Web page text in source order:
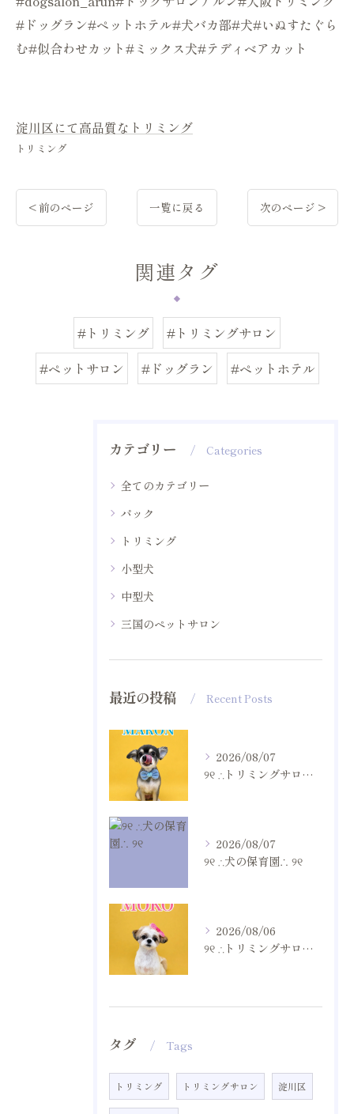
#ドッグラン#ペットホテル#犬バカ部#犬#いぬすたぐら
む#似合わせカット#ミックス犬#テディベアカット
淀川区にて高品質なトリミング
トリミング
< 前のページ 一覧に戻る 次のページ >
関連タグ
#トリミング
#トリミングサロン
#ペットサロン
#ドッグラン #ペットホテル
カテゴリー Categories
全てのカテゴリー
パック
トリミング
小型犬
中型犬
三国のペットサロン
最近の投稿 Recent Posts
2026/08/07
୨୧ ∴トリミングサロン∴ ୨୧
2026/08/07
୨୧ ∴犬の保育園∴ ୨୧
2026/08/06
୨୧ ∴トリミングサロン∴ ୨୧
タグ Tags
トリミング トリミングサロン 淀川区